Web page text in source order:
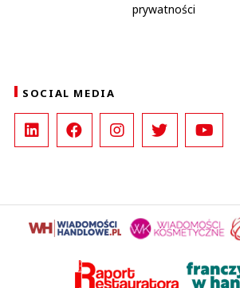
prywatności
SOCIAL MEDIA